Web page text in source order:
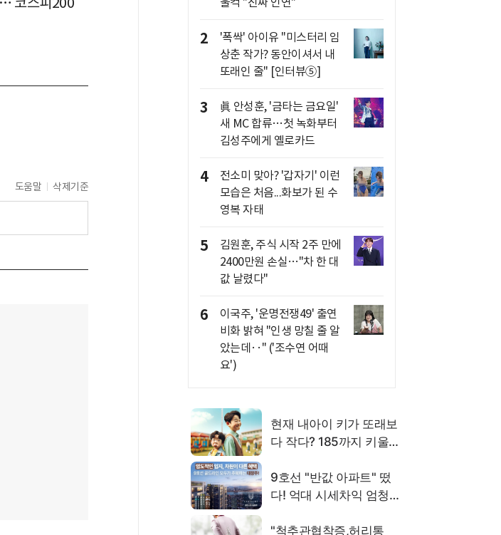
도움말 삭제기준
2
'폭싹' 아이유 "미스터리 임
상춘 작가? 동안이셔서 내
또래인 줄" [인터뷰⑤]
3
眞 안성훈, '금타는 금요일'
새 MC 합류…첫 녹화부터
김성주에게 옐로카드
4
전소미 맞아? '갑자기' 이런
모습은 처음...화보가 된 수
영복 자태
5
김원훈, 주식 시작 2주 만에
2400만원 손실…"차 한 대
값 날렸다"
6
이국주, '운명전쟁49' 출연
비화 밝혀 "인생 망칠 줄 알
았는데‥" ('조수연 어때
요')